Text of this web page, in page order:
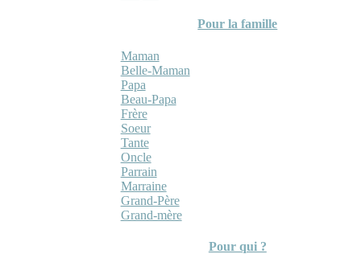
Pour la famille
Maman
Belle-Maman
Papa
Beau-Papa
Frère
Soeur
Tante
Oncle
Parrain
Marraine
Grand-Père
Grand-mère
Pour qui ?